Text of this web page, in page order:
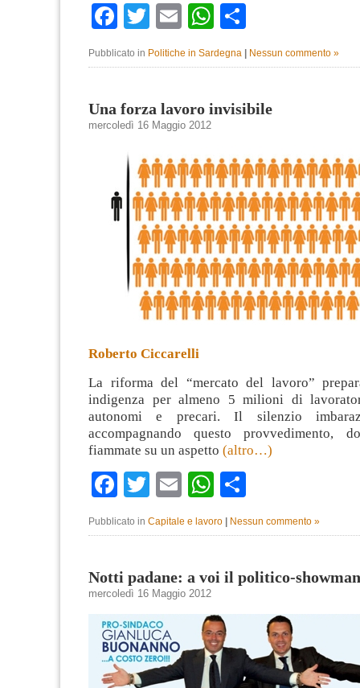
Facebook
TwitterEmailWhatsApp
Pubblicato in Politiche in Sardegna | Nessun commento »
Una forza lavoro invisibile
mercoledì 16 Maggio 2012
Roberto Ciccarelli
La riforma del “mercato del lavoro”
indigenza per almeno 5 milioni di
autonomi e precari. Il silenzio
accompagnando questo provvedimento,
fiammate su un aspetto (altro…)
Facebook
TwitterEmailWhatsApp
Pubblicato in Capitale e lavoro Nessun commento »
Notti padane: a voi il politico-
mercoledì 16 Maggio 2012